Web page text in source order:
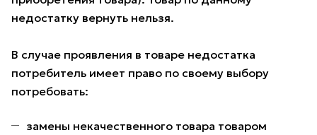
недостатку вернуть нельзя.
В случае проявления в товаре недостатка
потребитель имеет право по своему выбору
потребовать:
замены некачественного товара товаром